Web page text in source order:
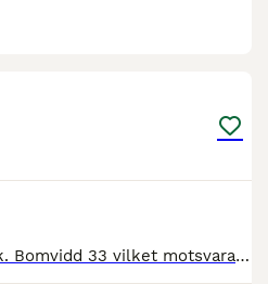
Svart allround sadel i begagnat skick. Bomvidd 33 vilket motsvarar stl normal.